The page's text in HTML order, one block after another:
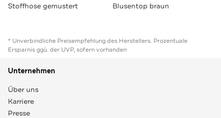
Stoffhose gemustert Blusentop braun
* Unverbindliche Preisempfehlung des Herstellers. Prozentuale
Ersparnis ggü. der UVP, sofern vorhanden
Unternehmen
Über uns
Karriere
Presse